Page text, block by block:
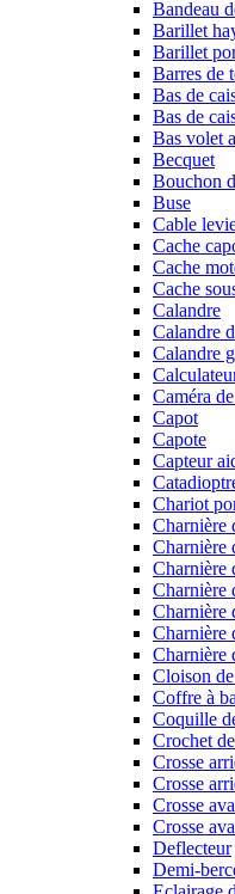
Bandeau
Barillet
Barillet
Barres de
Bas de
Bas de
Bas volet
Becquet
Bouchon
Buse
Cable
Cache
Cache
Cache
Calandre
Calandre
Calandre
Caméra
Capot
Capote
Capteur
Chariot
Charnière
Charnière
Charnière
Charnière
Charnière
Charnière
Charnière
Cloison
Coffre à
Coquille
Crochet
Crosse
Crosse
Crosse
Crosse
Deflecteur
Demi-